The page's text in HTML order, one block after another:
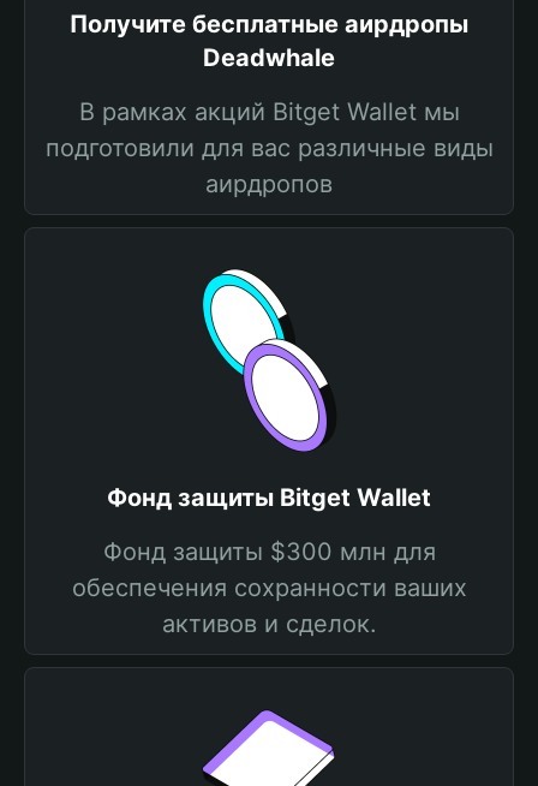
Получите бесплатные аирдропы
Deadwhale
В рамках акций Bitget Wallet мы
подготовили для вас различные виды
аирдропов
Фонд защиты Bitget Wallet
Фонд защиты $300 млн для
обеспечения сохранности ваших
активов и сделок.